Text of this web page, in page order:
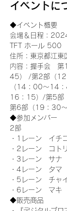
イベントに
◆イベント概要
会場＆日程：
TFT ホール 500
住所：東京都江
内容：握手会　
45） /第2部（
（14：00～14
16：15）/第5
第6部（19：30
◆参加メンバー
2部
・1レーン　イチ
・2レーン　コトリ
・3レーン　サナ
・4レーン　タマ
・5レーン　チャイ
・6レーン　マキ
◆販売商品